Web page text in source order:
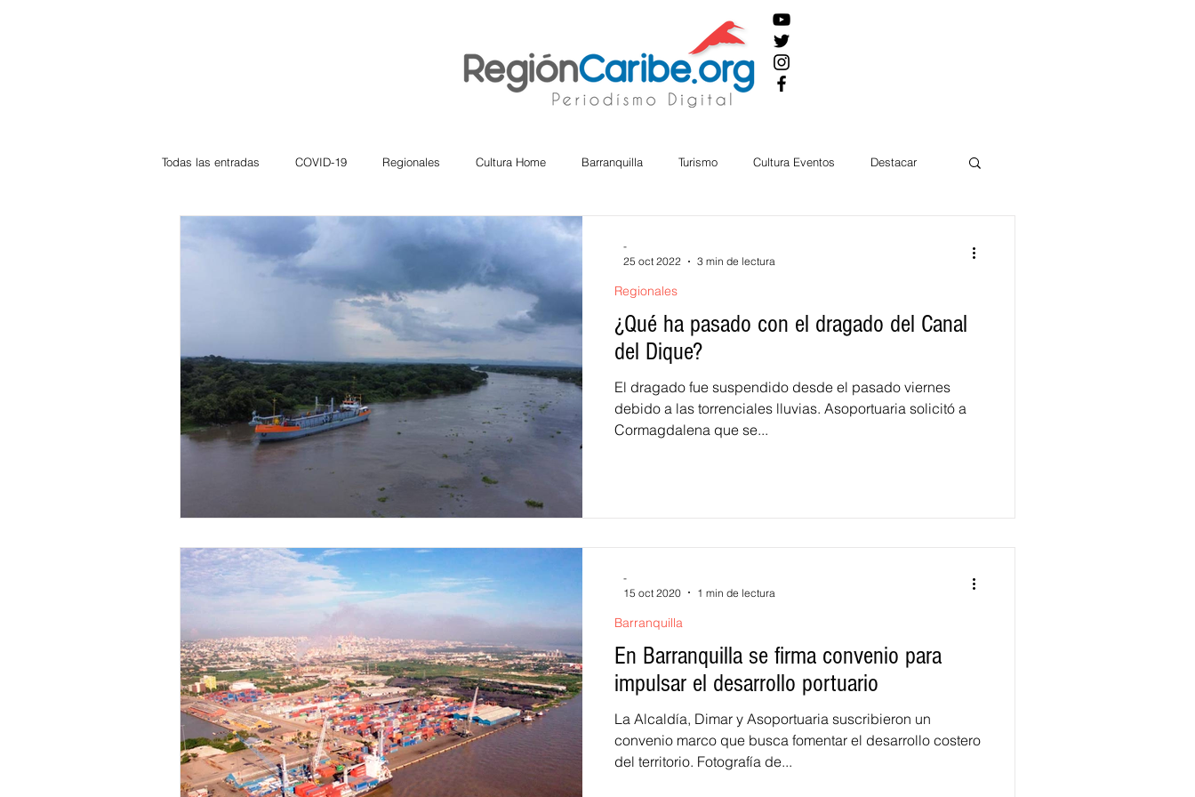
Todas las entradas COVID-19 Regionales Cultura Home Barranquilla Turismo Cultura Eventos Destacar
Atlántico English
Hermanos Mayores Economía
Carnaval Educación BID BIENESTAR AMBIENTAL
¿Qué ha pasado con el dragado del Canal
del Dique?
El dragado fue suspendido desde el pasado viernes
debido a las torrenciales lluvias. Asoportuaria solicitó a
Cormagdalena que se...
Regionales
-
25 oct 2022
3 min de lectura
En Barranquilla se firma convenio para
impulsar el desarrollo portuario
La Alcaldía, Dimar y Asoportuaria suscribieron un
convenio marco que busca fomentar el desarrollo costero
del territorio. Fotografía de...
Barranquilla
-
15 oct 2020
1 min de lectura